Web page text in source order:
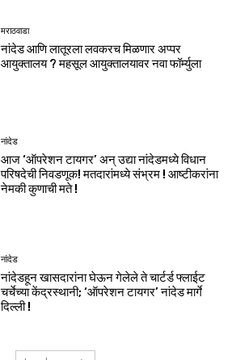
मराठवाडा
नांदेड आणि लातूरला लवकरच मिळणार अप्पर
आयुक्तालय ? महसूल आयुक्तालयावर नवा फॉर्म्युला
नांदेड
आज ‘ऑपरेशन टायगर’ अन् उद्या नांदेडमध्ये विधान
परिषदेची निवडणूक! मतदारांमध्ये संभ्रम ! आष्टीकरांना
नेमकी कुणाची मते !
नांदेड
नांदेडहून खासदारांना घेऊन गेलेले ते चार्टर्ड फ्लाईट
चर्चेच्या केंद्रस्थानी; ‘ऑपरेशन टायगर’ नांदेड मार्गे
दिल्ली !